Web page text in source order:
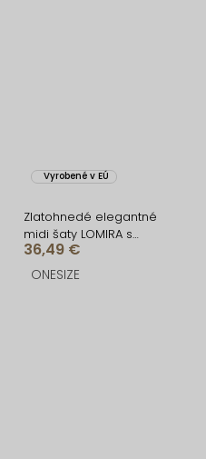
Vyrobené v EÚ
Zlatohnedé elegantné
midi šaty LOMIRA s
rázporkom
36,49 €
ONESIZE